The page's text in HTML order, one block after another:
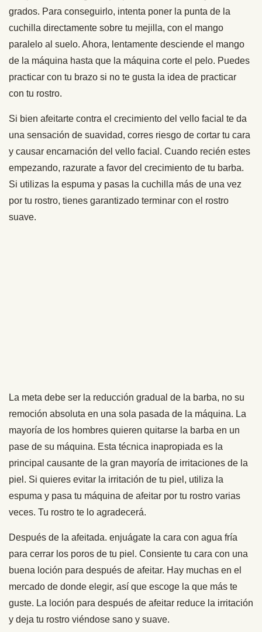
grados. Para conseguirlo, intenta poner la punta de la
cuchilla directamente sobre tu mejilla, con el mango
paralelo al suelo. Ahora, lentamente desciende el mango
de la máquina hasta que la máquina corte el pelo. Puedes
practicar con tu brazo si no te gusta la idea de practicar
con tu rostro.
Si bien afeitarte contra el crecimiento del vello facial te da
una sensación de suavidad, corres riesgo de cortar tu cara
y causar encarnación del vello facial. Cuando recién estes
empezando, razurate a favor del crecimiento de tu barba.
Si utilizas la espuma y pasas la cuchilla más de una vez
por tu rostro, tienes garantizado terminar con el rostro
suave.
La meta debe ser la reducción gradual de la barba, no su
remoción absoluta en una sola pasada de la máquina. La
mayoría de los hombres quieren quitarse la barba en un
pase de su máquina. Esta técnica inapropiada es la
principal causante de la gran mayoría de irritaciones de la
piel. Si quieres evitar la irritación de tu piel, utiliza la
espuma y pasa tu máquina de afeitar por tu rostro varias
veces. Tu rostro te lo agradecerá.
Después de la afeitada. enjuágate la cara con agua fría
para cerrar los poros de tu piel. Consiente tu cara con una
buena loción para después de afeitar. Hay muchas en el
mercado de donde elegir, así que escoge la que más te
guste. La loción para después de afeitar reduce la irritación
y deja tu rostro viéndose sano y suave.